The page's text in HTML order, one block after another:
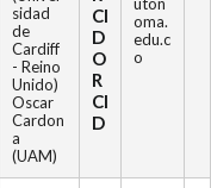
sidad
de
Cardiff
- Reino
Unido)
Oscar
Cardon
a
(UAM)
CI
D
O
R
CI
D
oma.
edu.c
o